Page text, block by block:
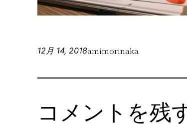
12月 14, 2018amimorinaka
コメントを残